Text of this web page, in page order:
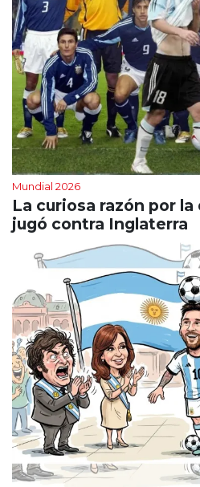
Mundial 2026
La curiosa razón por
jugó contra Inglaterra